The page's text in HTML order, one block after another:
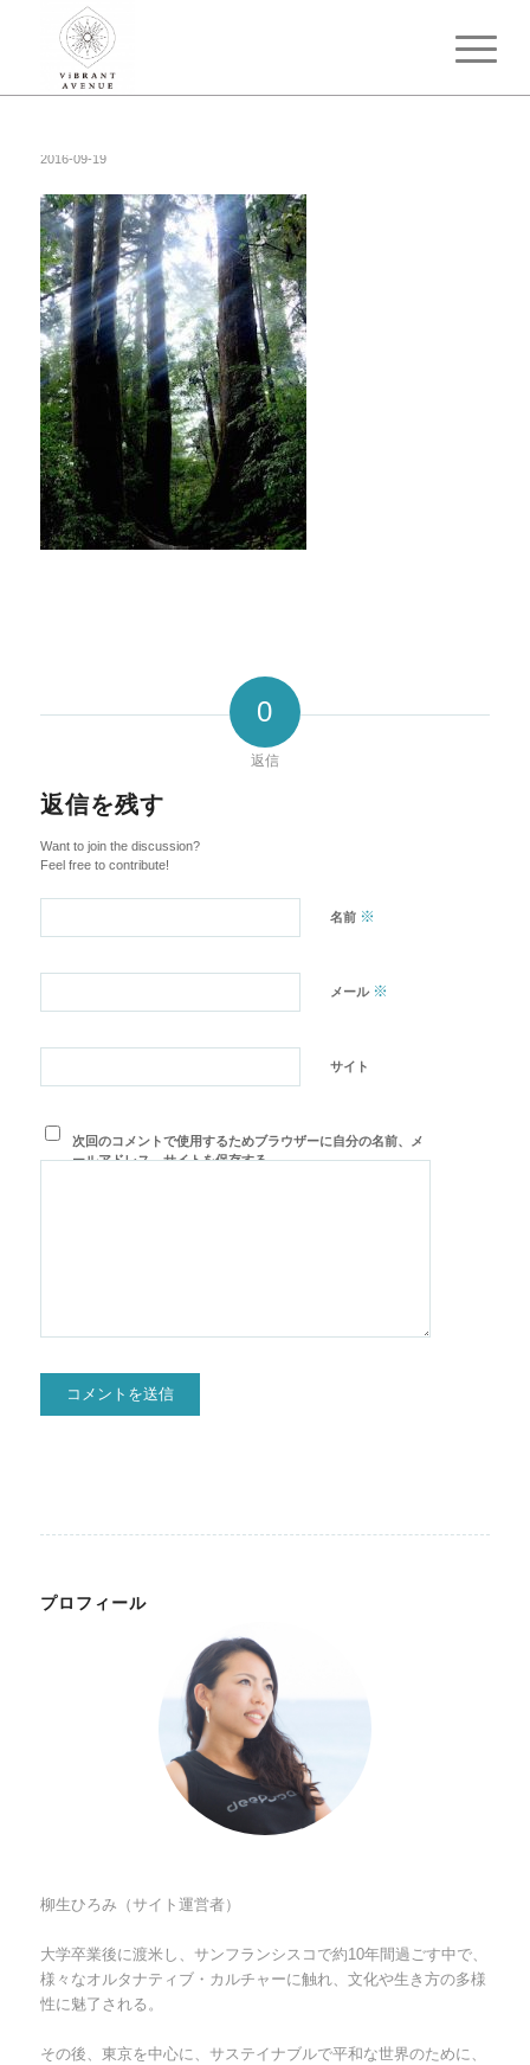
2016-09-19
0
返信
返信を残す
Want to join the discussion?
Feel free to contribute!
名前 ※
メール ※
サイト
次回のコメントで使用するためブラウザーに自分の名前、メ
ールアドレス、サイトを保存する。
プロフィール
柳生ひろみ（サイト運営者）
大学卒業後に渡米し、サンフランシスコで約10年間過ごす中で、
様々なオルタナティブ・カルチャーに触れ、文化や生き方の多様
性に魅了される。
その後、東京を中心に、サステイナブルで平和な世界のために、